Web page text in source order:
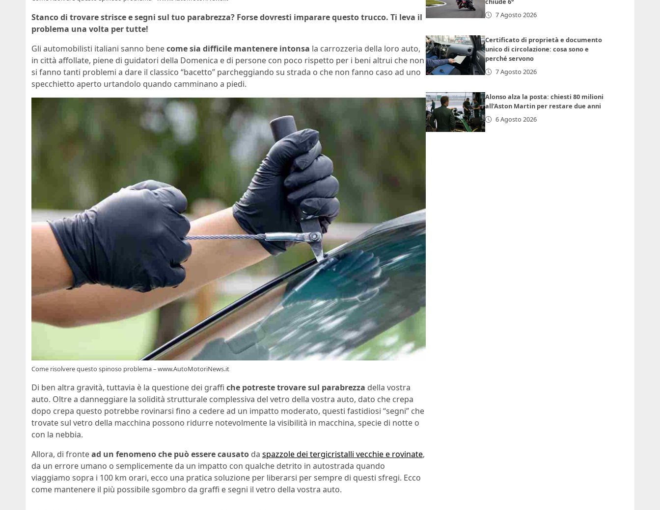
Stanco di trovare strisce e segni sul tuo parabrezza? Forse dovresti imparare questo trucco. Ti leva il
problema una volta per tutte!
Gli automobilisti italiani sanno benecome sia difficile mantenere intonsa la carrozzeria della loro auto,
in città affollate, piene di guidatori della Domenica e di persone con poco rispetto per i beni altrui che non
si fanno tanti problemi a dare il classico “bacetto” parcheggiando su strada o che non fanno caso ad uno
specchietto aperto urtandolo quando camminano a piedi.
Come risolvere questo spinoso problema – www.AutoMotoriNews.it
Di ben altra gravità, tuttavia è la questione dei graffi che potreste trovare sul parabrezza della vostra
auto. Oltre a danneggiare la solidità strutturale complessiva del vetro della vostra auto, dato che crepa
dopo crepa questo potrebbe rovinarsi fino a cedere ad un impatto moderato, questi fastidiosi “segni” che
trovate sul vetro della macchina possono ridurre notevolmente la visibilità in macchina, specie di notte o
con la nebbia.
Allora, di frontead un fenomeno che può essere causato da spazzole dei tergicristalli vecchie e rovinate,
da un errore umano o semplicemente da un impatto con qualche detrito in autostrada quando
viaggiamo sopra i 100 km orari, ecco una pratica soluzione per liberarsi per sempre di questi sfregi. Ecco
come mantenere il più possibile sgombro da graffi e segni il vetro della vostra auto.
7 Agosto 2026
Certificato di proprietà e documento
unico di circolazione: cosa sono e
perché servono
7 Agosto 2026
Alonso alza la posta: chiesti 80 milioni
all’Aston Martin per restare due anni
6 Agosto 2026